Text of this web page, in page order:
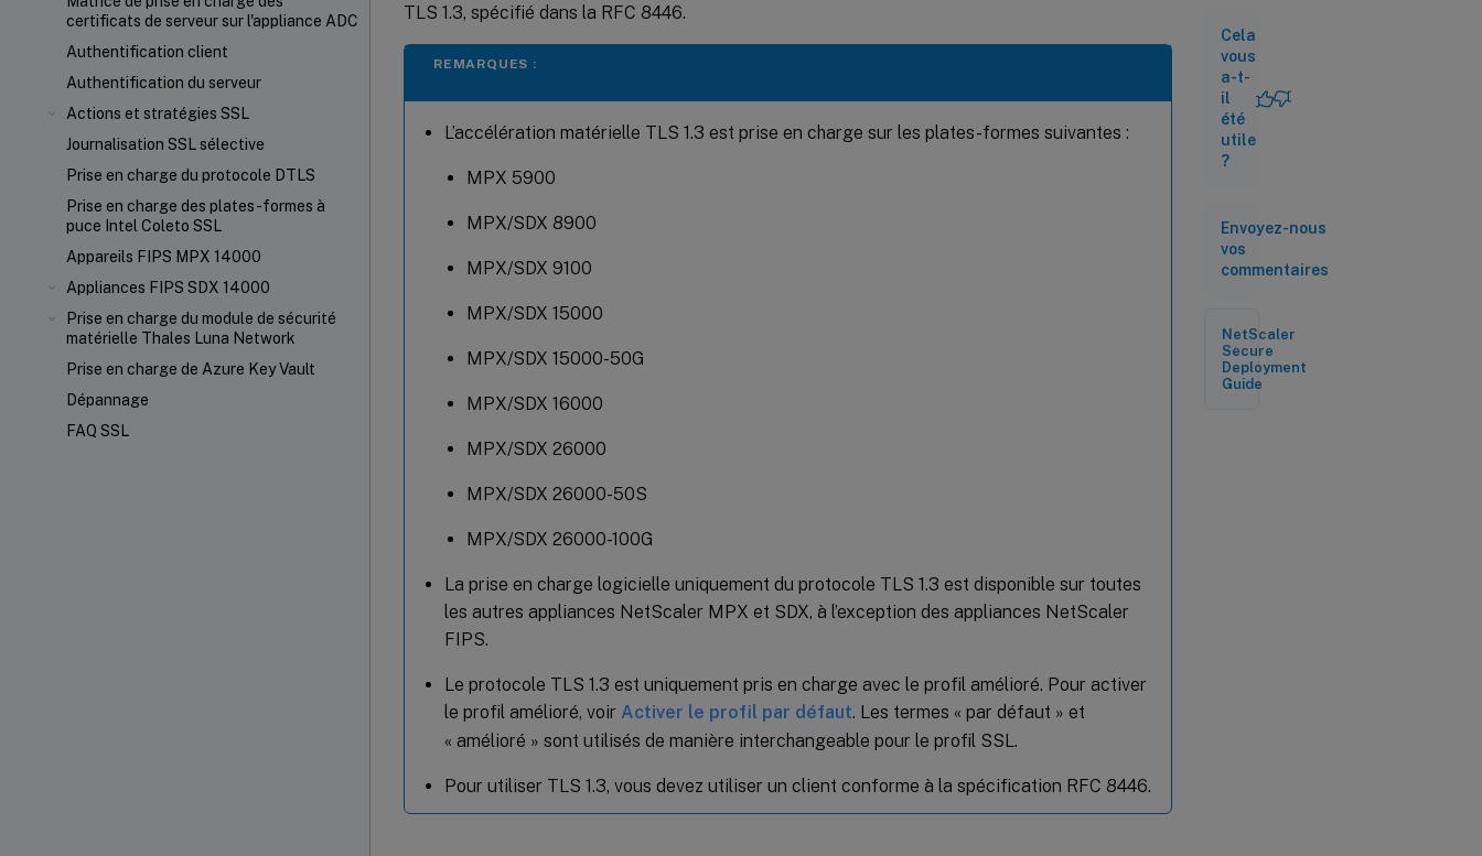
certificats de serveur sur l'appliance ADC
Authentification client
Authentification du serveur
Actions et stratégies SSL
Journalisation SSL sélective
Prise en charge du protocole DTLS
Prise en charge des plates-formes à
puce Intel Coleto SSL
Appareils FIPS MPX 14000
Appliances FIPS SDX 14000
Prise en charge du module de sécurité
matérielle Thales Luna Network
Prise en charge de Azure Key Vault
Dépannage
FAQ SSL
TLS 1.3, spécifié dans la RFC 8446.
REMARQUES :
L’accélération matérielle TLS 1.3 est prise en charge sur les plates-formes suivantes :
MPX 5900
MPX/SDX 8900
MPX/SDX 9100
MPX/SDX 15000
MPX/SDX 15000-50G
MPX/SDX 16000
MPX/SDX 26000
MPX/SDX 26000-50S
MPX/SDX 26000-100G
La prise en charge logicielle uniquement du protocole TLS 1.3 est disponible sur toutes
les autres appliances NetScaler MPX et SDX, à l’exception des appliances NetScaler
FIPS.
Le protocole TLS 1.3 est uniquement pris en charge avec le profil amélioré. Pour activer
le profil amélioré, voir Activer le profil par défaut. Les termes « par défaut » et
« amélioré » sont utilisés de manière interchangeable pour le profil SSL.
Pour utiliser TLS 1.3, vous devez utiliser un client conforme à la spécification RFC 8446.
Restrictions
relatives
Cela
vous
a-t-
il
été
utile
?
Envoyez-nous
vos
commentaires
NetScaler
Secure
Deployment
Guide